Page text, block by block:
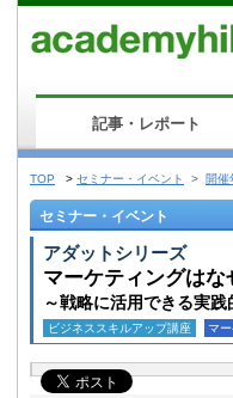
記事・レポート
TOP > セミナー・イベント > 開催
セミナー・イベント
アダットシリーズ
マーケティングはな
～戦略に活用できる実
ビジネススキルアップ講座 マ